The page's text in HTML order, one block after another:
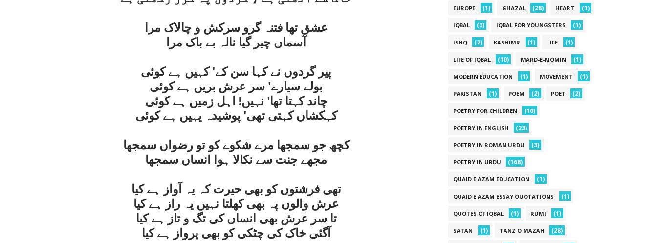
عشق تھا فتنہ گرو سرکش و چالاک مرا
آسماں چير گيا نالہ بے باک مرا
پير گردوں نے کہا سن کے' کہيں ہے کوئی
بولے سيارے' سر عرش بريں ہے کوئی
چاند کہتا تھا' نہيں! اہل زميں ہے کوئی
کہکشاں کہتی تھی' پوشيدہ يہيں ہے کوئی
کچھ جو سمجھا مرے شکوے کو تو رضواں سمجھا
مجھے جنت سے نکالا ہوا انساں سمجھا
تھی فرشتوں کو بھی حيرت کہ يہ آواز ہے کيا
عرش والوں پہ بھی کھلتا نہيں يہ راز ہے کيا
تا سر عرش بھی انساں کی تگ و تاز ہے کيا
آگئی خاک کی چٹکی کو بھی پرواز ہے کيا
EUROPE (1) GHAZAL (28) HEART (1)
IQBAL (3) IQBAL FOR YOUNGSTERS (1)
ISHQ (2) KASHIMR (1) LIFE (1)
LIFE OF IQBAL (10) MARD-E-MOMIN (1)
MODERN EDUCATION (1) MOVEMENT (1)
PAKISTAN (1) POEM (2) POET (2)
POETRY FOR CHILDREN (10)
POETRY IN ENGLISH (23)
POETRY IN ROMAN URDU (3)
POETRY IN URDU (168)
QUAID E AZAM EDUCATION (1)
QUAID E AZAM ESSAY QUOTATIONS (1)
QUOTES OF IQBAL (1) RUMI (1)
SATAN (1) TANZ O MAZAH (28)